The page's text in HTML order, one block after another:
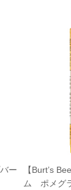
ー
【Burt’s
ム ポメグ